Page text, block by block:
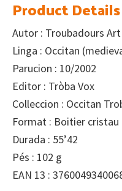
Product Details
Autor : Troubadours
Linga : Occitan
Parucion : 10/2002
Editor : Tròba Vox
Colleccion : Occitan
Format : Boitier cristau
Durada : 55’42
Pés : 102 g
EAN 13 :